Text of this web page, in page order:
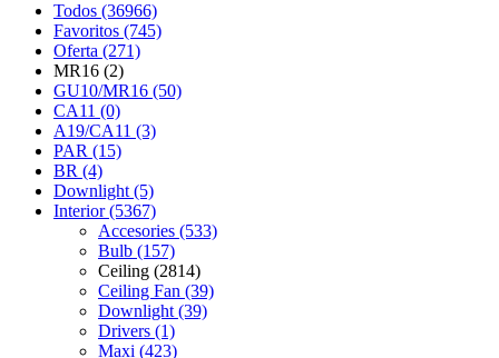
Todos (36966)
Favoritos (745)
Oferta (271)
MR16 (2)
GU10/MR16 (50)
CA11 (0)
A19/CA11 (3)
PAR (15)
BR (4)
Downlight (5)
Interior (5367)
Accesories (533)
Bulb (157)
Ceiling (2814)
Ceiling Fan (39)
Downlight (39)
Drivers (1)
Maxi (423)